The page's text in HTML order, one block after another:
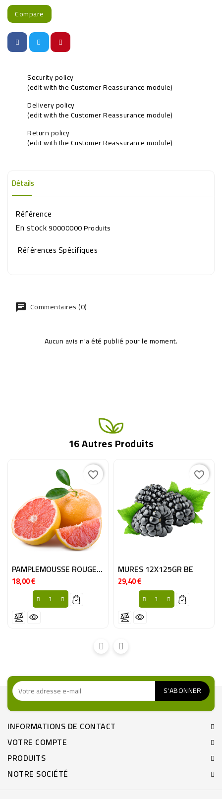
Compare
Security policy
(edit with the Customer Reassurance module)
Delivery policy
(edit with the Customer Reassurance module)
Return policy
(edit with the Customer Reassurance module)
Détails
Référence
En stock90000000 Produits
Références Spécifiques
Commentaires (0)
Aucun avis n'a été publié pour le moment.
16 Autres Produits
PAMPLEMOUSSE ROUGE 40PC ESP
18,00 €Prix
favorite_border
MURES 12X125GR BE
29,40 €Prix
favorite_border
INFORMATIONS DE CONTACT
VOTRE COMPTE
PRODUITS
NOTRE SOCIÉTÉ